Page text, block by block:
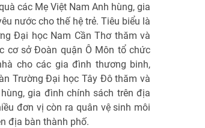
các Mẹ Việt Nam Anh hùng, gia
nước cho thế hệ trẻ. Tiêu biểu là
Đại học Nam Cần Thơ thăm và
cơ sở Đoàn quận Ô Môn tổ chức
cho các gia đình thương binh,
Trường Đại học Tây Đô thăm và
gia đình chính sách trên địa
đơn vị còn ra quân vệ sinh môi
địa bàn thành phố.